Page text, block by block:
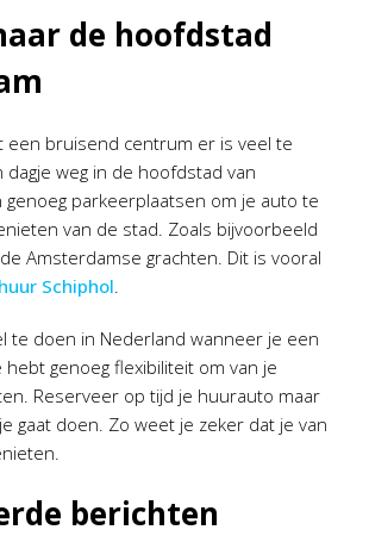
de hoofdstad
een bruisend centrum er is veel te
weg in de hoofdstad van
genoeg parkeerplaatsen om je auto te
van de stad. Zoals bijvoorbeeld
Amsterdamse grachten. Dit is vooral
Schiphol
te doen in Nederland wanneer je een
hebt genoeg flexibiliteit om van je
Reserveer op tijd je huurauto maar
gaat doen. Zo weet je zeker dat je van
berichten